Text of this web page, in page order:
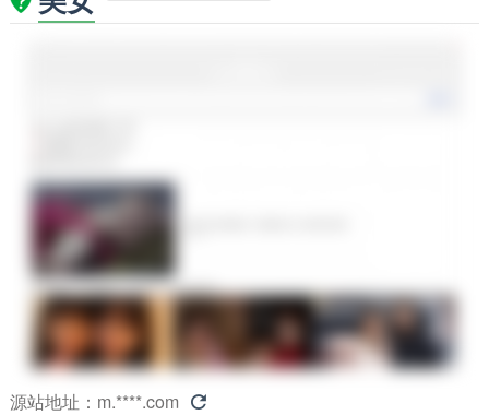
源站地址： m.****.com 